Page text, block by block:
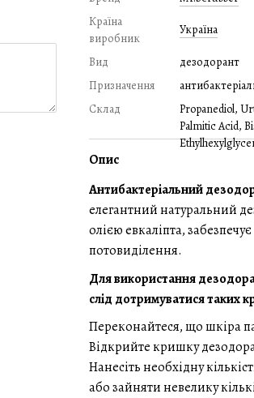
Країна
виробник
Україна
Вид
дезодорант
Призначення
Склад
Propanediol,
Palmitic Acid,
Опис
Антибактеріальний
елегантний натуральний
олією евкаліпта,
потовиділення.
Для використання
слід дотримуватися таких
Переконайтеся, що шкіра
Відкрийте кришку
Нанесіть необхідну
або зайняти невелику